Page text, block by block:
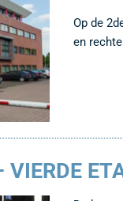
Op de
en
VIERDE